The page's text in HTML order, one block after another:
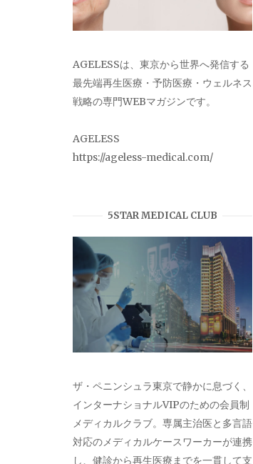
AGELESSは、東京から世界へ発信する
最先端再生医療・予防医療・ウェルネス
戦略の専門WEBマガジンです。
AGELESS
https://ageless-medical.com/
5STAR MEDICAL CLUB
ザ・ペニンシュラ東京で静かに息づく、
インターナショナルVIPのための会員制
メディカルクラブ。専属主治医と多言語
対応のメディカルケースワーカーが連携
し、健診から再生医療までを一貫して支